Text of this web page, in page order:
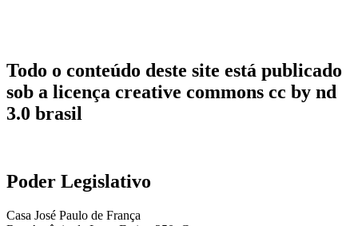
Todo o conteúdo deste site está publicado
sob a licença creative commons cc by nd
3.0 brasil
Poder Legislativo
Casa José Paulo de França